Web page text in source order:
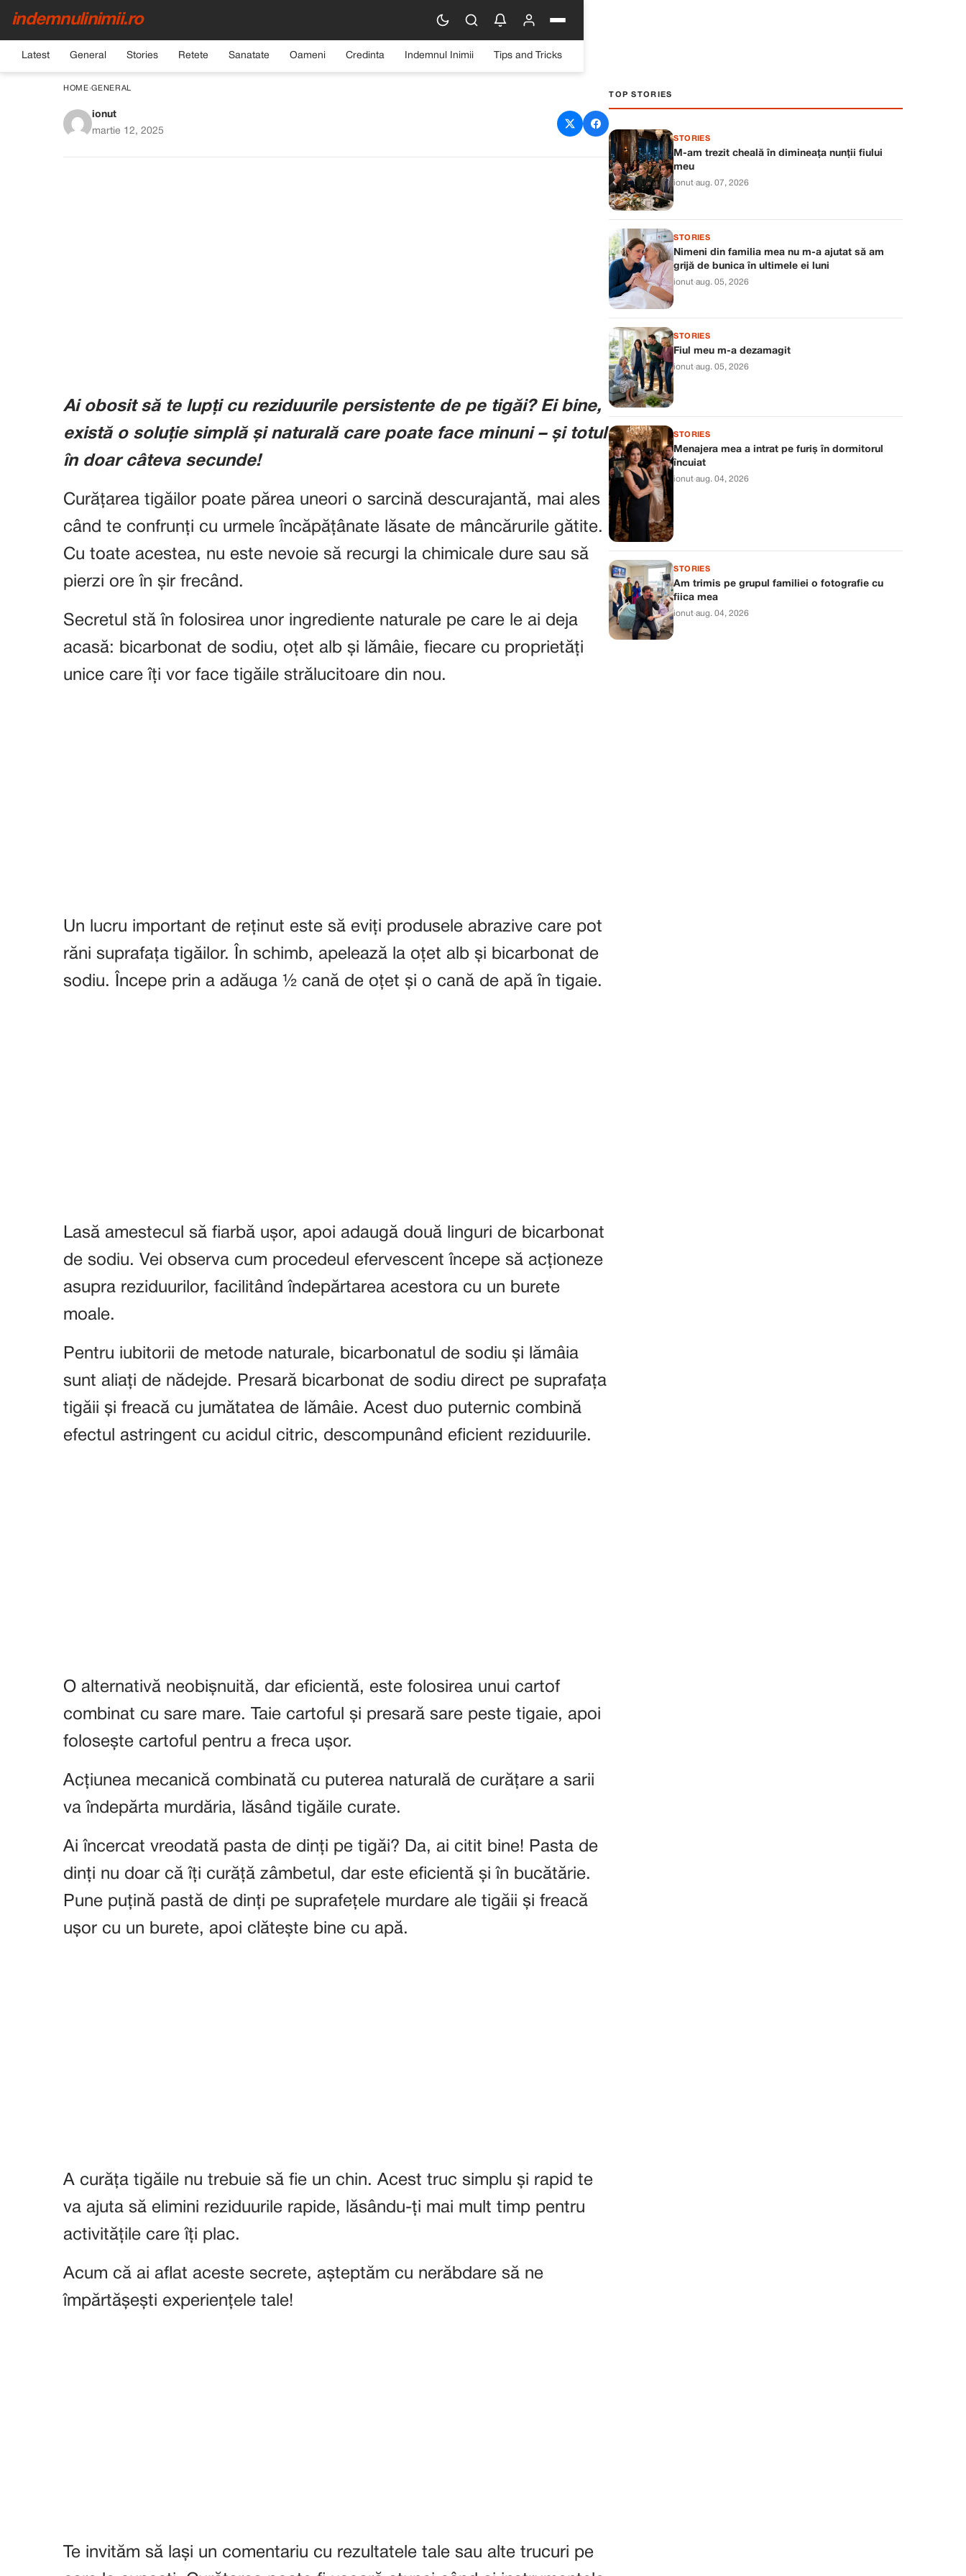
indemnulinimii.ro
Latest General Stories Retete Sanatate Oameni Credinta Indemnul Inimii Tips and Tricks
HOME›GENERAL
Un Truc Simplu pentru Curățarea Rapidă a
ionut
martie 12, 2025
Ai obosit să te lupți cu reziduurile persistente de pe tigăi? Ei bine,
există o soluție simplă și naturală care poate face minuni – și totul
în doar câteva secunde!
Curățarea tigăilor poate părea uneori o sarcină descurajantă, mai ales
când te confrunți cu urmele încăpățânate lăsate de mâncărurile gătite.
Cu toate acestea, nu este nevoie să recurgi la chimicale dure sau să
pierzi ore în șir frecând.
Secretul stă în folosirea unor ingrediente naturale pe care le ai deja
acasă: bicarbonat de sodiu, oțet alb și lămâie, fiecare cu proprietăți
unice care îți vor face tigăile strălucitoare din nou.
Un lucru important de reținut este să eviți produsele abrazive care pot
răni suprafața tigăilor. În schimb, apelează la oțet alb și bicarbonat de
sodiu. Începe prin a adăuga ½ cană de oțet și o cană de apă în tigaie.
Lasă amestecul să fiarbă ușor, apoi adaugă două linguri de bicarbonat
de sodiu. Vei observa cum procedeul efervescent începe să acționeze
asupra reziduurilor, facilitând îndepărtarea acestora cu un burete
moale.
Pentru iubitorii de metode naturale, bicarbonatul de sodiu și lămâia
sunt aliați de nădejde. Presară bicarbonat de sodiu direct pe suprafața
tigăii și freacă cu jumătatea de lămâie. Acest duo puternic combină
efectul astringent cu acidul citric, descompunând eficient reziduurile.
O alternativă neobișnuită, dar eficientă, este folosirea unui cartof
combinat cu sare mare. Taie cartoful și presară sare peste tigaie, apoi
folosește cartoful pentru a freca ușor.
Acțiunea mecanică combinată cu puterea naturală de curățare a sarii
va îndepărta murdăria, lăsând tigăile curate.
Ai încercat vreodată pasta de dinți pe tigăi? Da, ai citit bine! Pasta de
dinți nu doar că îți curăță zâmbetul, dar este eficientă și în bucătărie.
Pune puțină pastă de dinți pe suprafețele murdare ale tigăii și freacă
ușor cu un burete, apoi clătește bine cu apă.
A curăța tigăile nu trebuie să fie un chin. Acest truc simplu și rapid te
va ajuta să elimini reziduurile rapide, lăsându-ți mai mult timp pentru
activitățile care îți plac.
Acum că ai aflat aceste secrete, așteptăm cu nerăbdare să ne
împărtășești experiențele tale!
Te invităm să lași un comentariu cu rezultatele tale sau alte trucuri pe
TOP STORIES
STORIES
M-am trezit cheală în dimineața nunții fiului
meu
ionut·aug. 07, 2026
STORIES
Nimeni din familia mea nu m-a ajutat să am
grijă de bunica în ultimele ei luni
ionut·aug. 05, 2026
STORIES
Fiul meu m-a dezamagit
ionut·aug. 05, 2026
STORIES
Menajera mea a intrat pe furiș în dormitorul
încuiat
ionut·aug. 04, 2026
STORIES
Am trimis pe grupul familiei o fotografie cu
fiica mea
ionut·aug. 04, 2026